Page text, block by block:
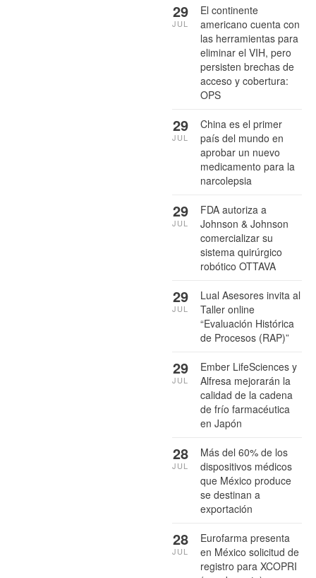
El continente
americano cuenta con
las herramientas para
eliminar el VIH, pero
persisten brechas de
acceso y cobertura:
OPS
29
JUL
China es el primer
país del mundo en
aprobar un nuevo
medicamento para la
narcolepsia
29
JUL
FDA autoriza a
Johnson & Johnson
comercializar su
sistema quirúrgico
robótico OTTAVA
29
JUL
Lual Asesores invita al
Taller online
“Evaluación Histórica
de Procesos (RAP)”
29
JUL
Ember LifeSciences y
Alfresa mejorarán la
calidad de la cadena
de frío farmacéutica
en Japón
29
JUL
Más del 60% de los
dispositivos médicos
que México produce
se destinan a
exportación
28
JUL
Eurofarma presenta
en México solicitud de
registro para XCOPRI
28
JUL